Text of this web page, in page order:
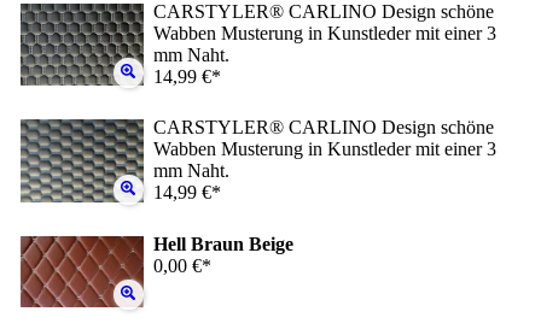
CARSTYLER® CARLINO Design schöne
Wabben Musterung in Kunstleder mit einer 3
mm Naht.
14,99 €*
CARSTYLER® CARLINO Design schöne
Wabben Musterung in Kunstleder mit einer 3
mm Naht.
14,99 €*
Hell Braun Beige
0,00 €*